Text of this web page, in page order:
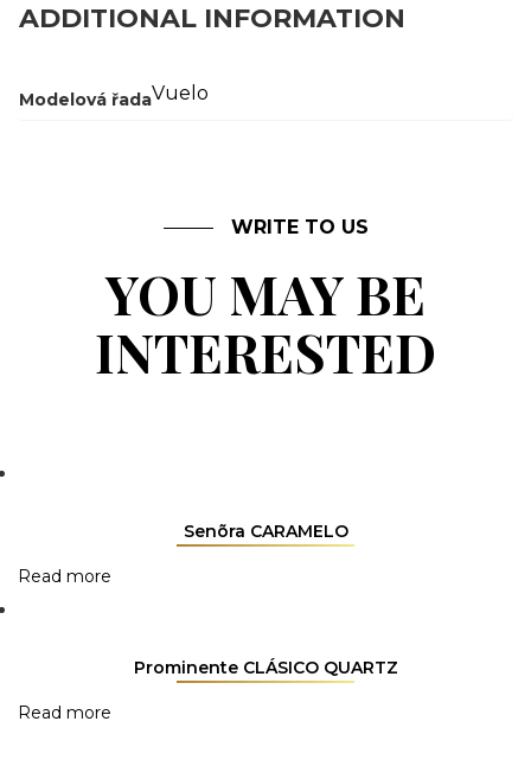
ADDITIONAL INFORMATION
Modelová řadaVuelo
WRITE TO US
YOU MAY BE
INTERESTED
Senõra CARAMELO
Read more
Prominente CLÁSICO QUARTZ
Read more